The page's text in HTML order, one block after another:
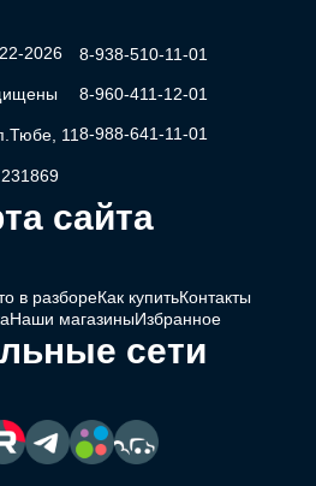
2026
11
8-938-510-11-01
8-960-411-12-01
8-988-641-11-01
сайта
в разбореКак купитьКонтакты
Наши магазиныИзбранное
сети